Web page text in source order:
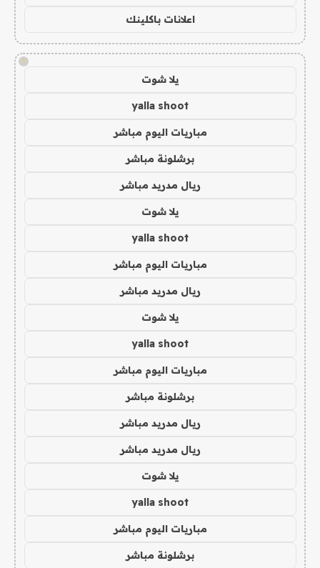
اعلانات باكلينك
!
يلا شوت
yalla shoot
مباريات اليوم مباشر
برشلونة مباشر
ريال مدريد مباشر
يلا شوت
yalla shoot
مباريات اليوم مباشر
ريال مدريد مباشر
يلا شوت
yalla shoot
مباريات اليوم مباشر
برشلونة مباشر
ريال مدريد مباشر
ريال مدريد مباشر
يلا شوت
yalla shoot
مباريات اليوم مباشر
برشلونة مباشر